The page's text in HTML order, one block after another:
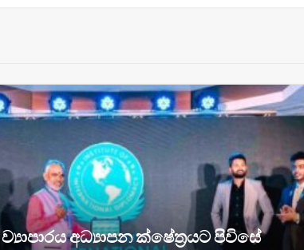
අධ්‍යාපන ක්ෂේත්‍රයට පිවිසේ